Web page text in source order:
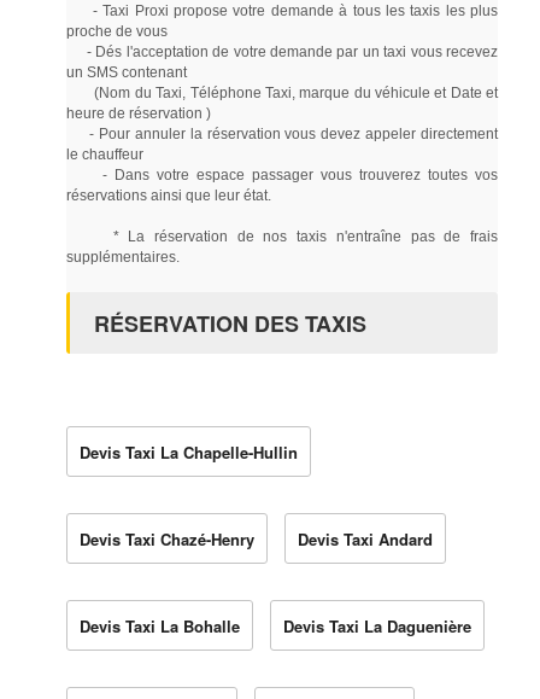
- Taxi Proxi propose votre demande à tous les taxis les plus
proche de vous
- Dés l'acceptation de votre demande par un taxi vous recevez
un SMS contenant
(Nom du Taxi, Téléphone Taxi, marque du véhicule et Date et
heure de réservation )
- Pour annuler la réservation vous devez appeler directement
le chauffeur
- Dans votre espace passager vous trouverez toutes vos
réservations ainsi que leur état.
* La réservation de nos taxis n'entraîne pas de frais
supplémentaires.
RÉSERVATION DES TAXIS
Devis Taxi La Chapelle-Hullin
Devis Taxi Chazé-Henry Devis Taxi Andard
Devis Taxi La Bohalle Devis Taxi La Daguenière